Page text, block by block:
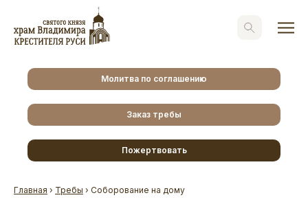
Молитва по соглашению
Заказ требы
Пожертвовать
Главная › Требы › Соборование на дому